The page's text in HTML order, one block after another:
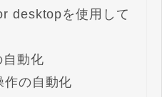
desktopを使用して
自動化
作の自動化